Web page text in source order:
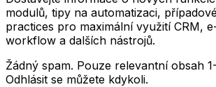
modulů, tipy na automatizaci,
practices pro maximální využití CRM,
workflow a dalších nástrojů.
Žádný spam. Pouze relevantní obsah
Odhlásit se můžete kdykoli.